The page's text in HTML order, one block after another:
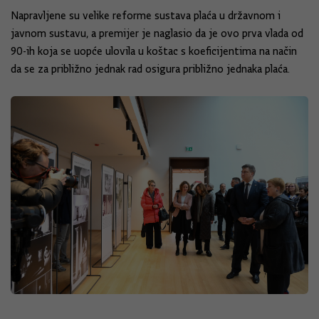
Napravljene su velike reforme sustava plaća u državnom i
javnom sustavu, a premijer je naglasio da je ovo prva vlada od
90-ih koja se uopće ulovila u koštac s koeficijentima na način
da se za približno jednak rad osigura približno jednaka plaća.